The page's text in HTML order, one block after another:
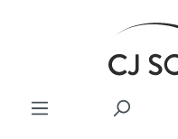
Zum Hauptinhalt springen